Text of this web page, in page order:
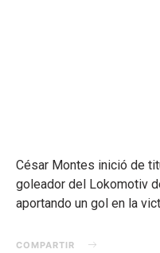
César Montes inició de
goleador del Lokomotiv
aportando un gol en la
COMPARTIR